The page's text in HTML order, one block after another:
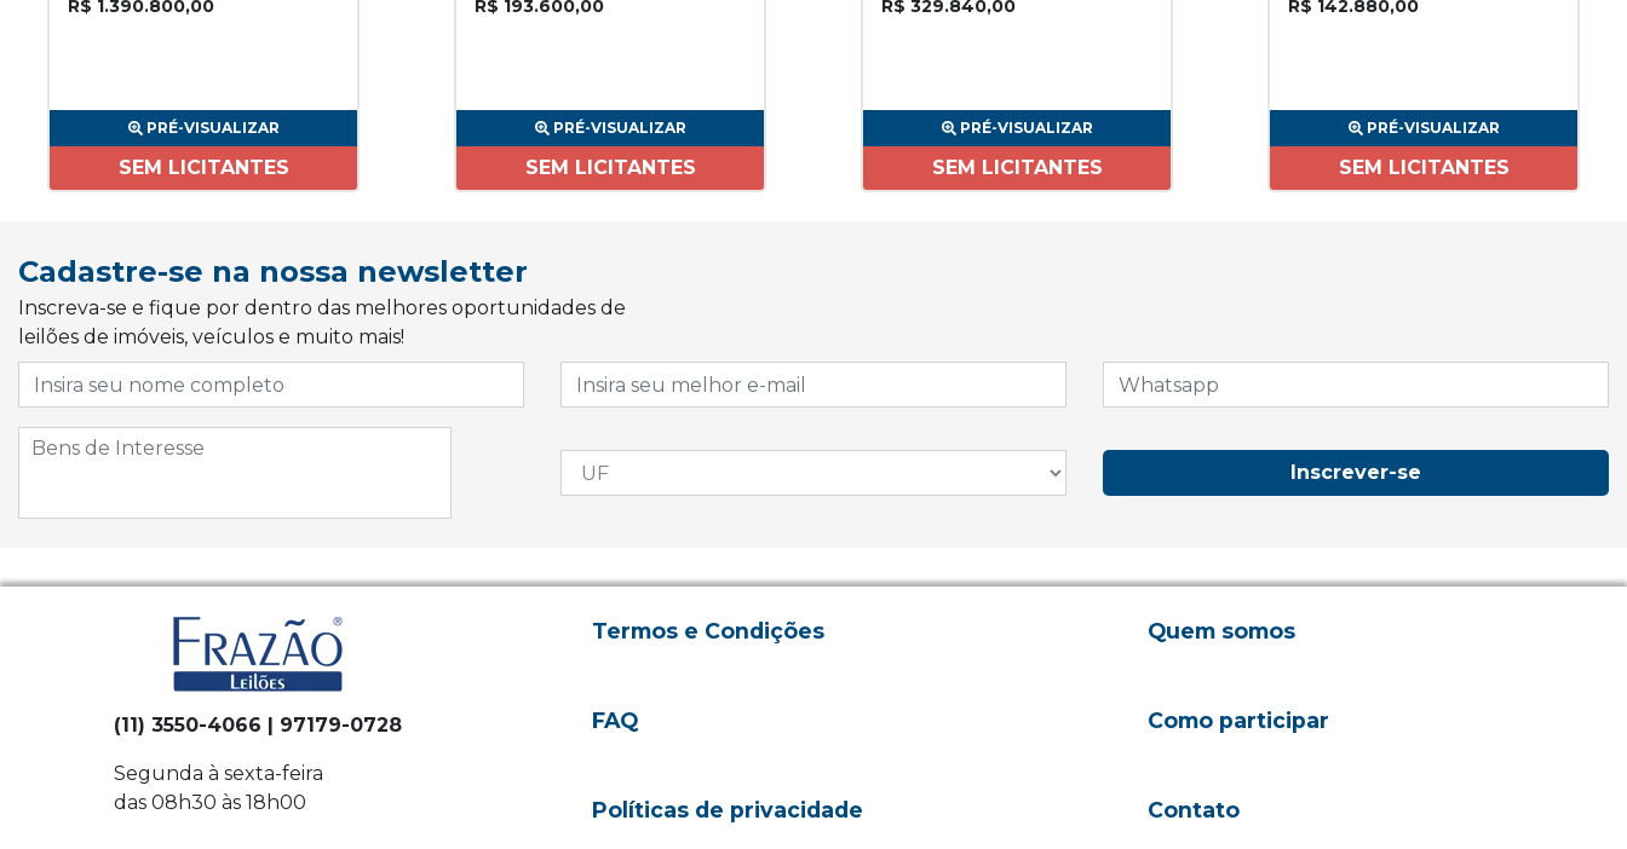
R$ 1.390.800,00
PRÉ-VISUALIZAR
SEM LICITANTES
R$ 193.600,00
PRÉ-VISUALIZAR
SEM LICITANTES
R$ 329.840,00
PRÉ-VISUALIZAR
SEM LICITANTES
R$ 142.880,00
PRÉ-VISUALIZAR
SEM LICITANTES
Cadastre-se na nossa newsletter
Inscreva-se e fique por dentro das melhores oportunidades de
leilões de imóveis, veículos e muito mais!
Inscrever-se
(11) 3550-4066 | 97179-0728
Segunda à sexta-feira
das 08h30 às 18h00
Termos e Condições
FAQ
Políticas de privacidade
Quem somos
Como participar
Contato